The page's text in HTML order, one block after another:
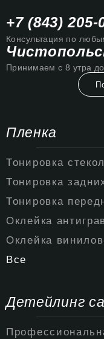
+7 (843) 205-
Консультация по
Принимаем с 8 утра
Пленка
Тонировка стекол
Тонировка
Тонировка
Оклейка
Оклейка
Все
Детейлинг